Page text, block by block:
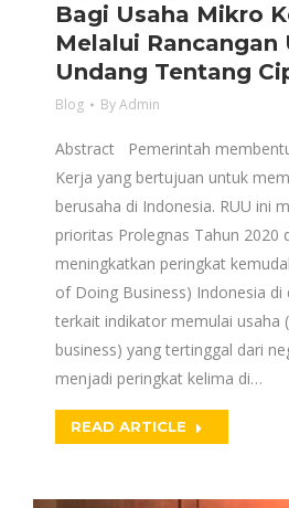
Bagi Usaha Mikro
Melalui Rancangan
Undang Tentang
Blog ByAdmin
Abstract Pemerintah
Kerja yang bertujuan untuk
berusaha di Indonesia. RUU ini
prioritas Prolegnas Tahun 2020
meningkatkan peringkat
of Doing Business) Indonesia di
terkait indikator memulai usaha
business) yang tertinggal dari
menjadi peringkat kelima di…
READ ARTICLE